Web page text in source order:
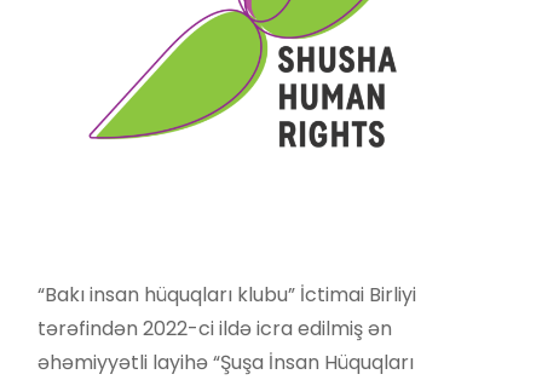
“Bakı insan hüquqları klubu” İctimai Birliyi
tərəfindən 2022-ci ildə icra edilmiş ən
əhəmiyyətli layihə “Şuşa İnsan Hüquqları